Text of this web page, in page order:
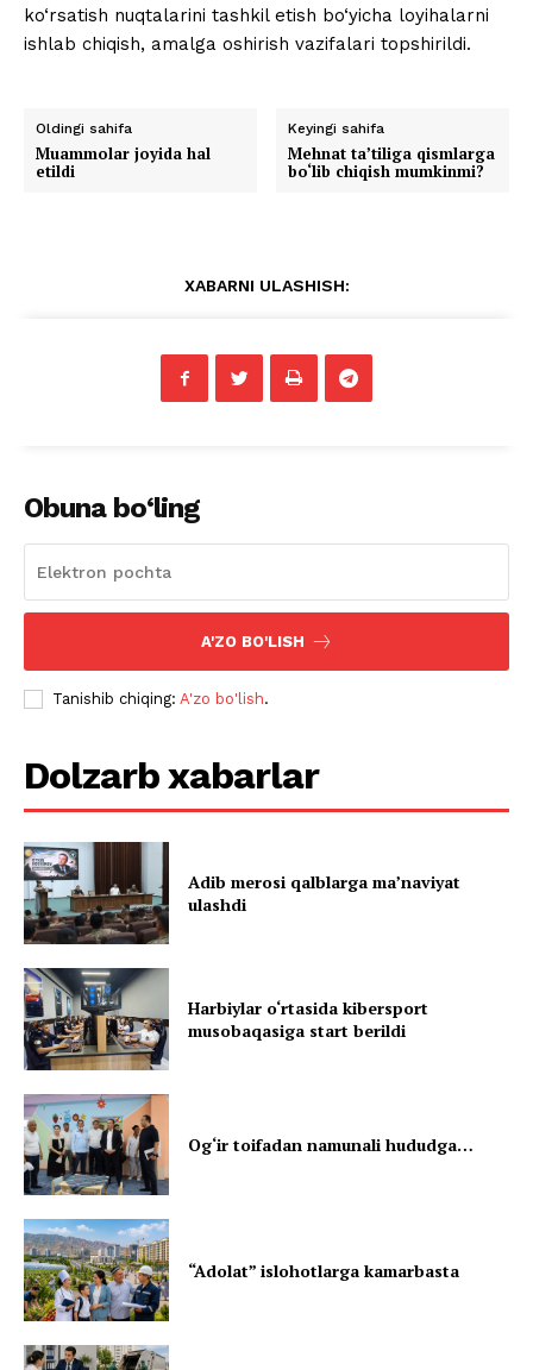
ko‘rsatish nuqtalarini tashkil etish bo‘yicha loyihalarni
ishlab chiqish, amalga oshirish vazifalari topshirildi.
Oldingi sahifa
Muammolar joyida hal
etildi
Keyingi sahifa
Mehnat ta’tiliga qismlarga
bo‘lib chiqish mumkinmi?
XABARNI ULASHISH:
Obuna bo‘ling
A'ZO BO'LISH
Tanishib chiqing: A'zo bo'lish.
Dolzarb xabarlar
Adib merosi qalblarga maʼnaviyat
ulashdi
Harbiylar o‘rtasida kibersport
musobaqasiga start berildi
Og‘ir toifadan namunali hududga…
“Adolat” islohotlarga kamarbasta